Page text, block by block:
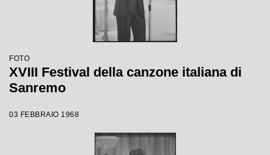
FOTO
XVIII Festival della canzone italiana di
Sanremo
03 FEBBRAIO 1968